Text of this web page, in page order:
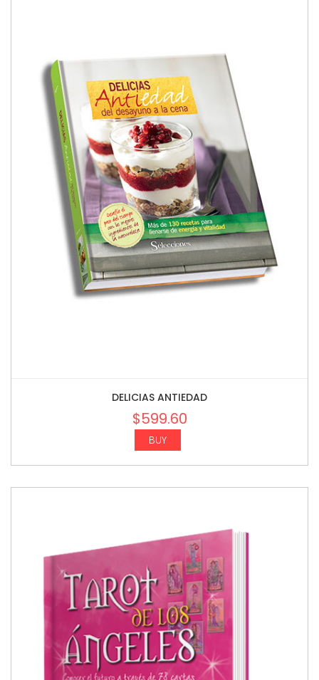
DELICIAS ANTIEDAD
$599.60
BUY